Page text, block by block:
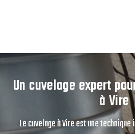
Un cuvelage expert
à Vire
Le cuvelage à Vire est une